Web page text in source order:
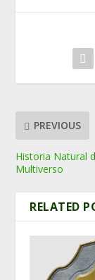
PREVIOUS
Historia Natural
Multiverso
RELATED